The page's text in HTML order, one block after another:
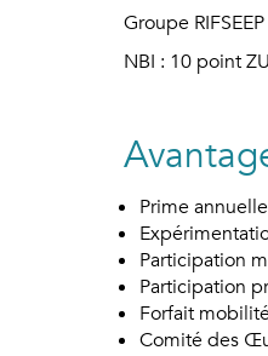
Groupe
NBI : 10 point
Prime annuelle
Participation
Participation
Forfait
Comité des